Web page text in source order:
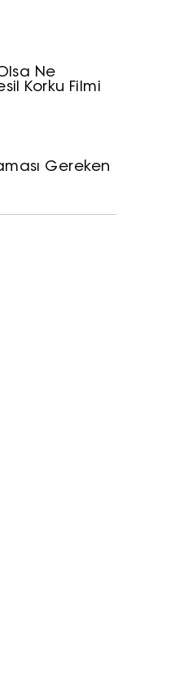
Ne
Korku Filmi
Gereken